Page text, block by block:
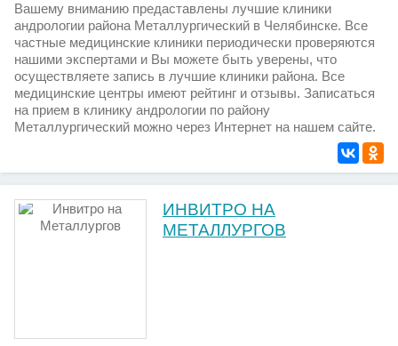
Вашему вниманию предаставлены лучшие клиники
андрологии района Металлургический в Челябинске. Все
частные медицинские клиники периодически проверяются
нашими экспертами и Вы можете быть уверены, что
осуществляете запись в лучшие клиники района. Все
медицинские центры имеют рейтинг и отзывы. Записаться
на прием в клинику андрологии по району
Металлургический можно через Интернет на нашем сайте.
ИНВИТРО НА
МЕТАЛЛУРГОВ